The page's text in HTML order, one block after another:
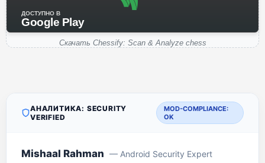
ДОСТУПНО В
Google Play
Скачать Chessify: Scan & Analyze chess
АНАЛИТИКА: SECURITY
VERIFIED
MOD-COMPLIANCE:
OK
Mishaal Rahman — Android Security Expert